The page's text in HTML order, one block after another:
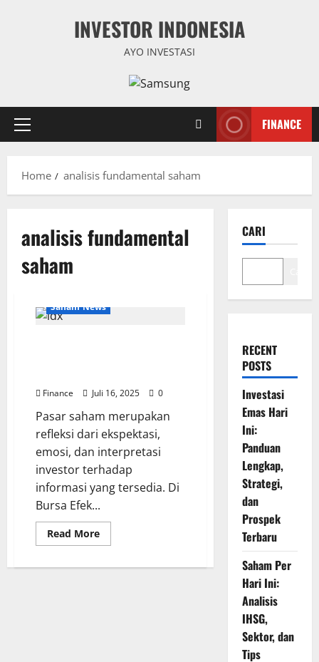
INVESTOR INDONESIA
AYO INVESTASI
Primary
FINANCE
Home analisis fundamental saham
analisis fundamental
saham
Saham News
Finance Juli 16, 2025 0
Pasar saham merupakan
refleksi dari ekspektasi,
emosi, dan interpretasi
investor terhadap
informasi yang tersedia. Di
Bursa Efek...
Read MoreRead
more
CARI
RECENT
POSTS
Investasi
Emas Hari
Ini:
Panduan
Lengkap,
Strategi,
dan
Prospek
Terbaru
Saham Per
Hari Ini:
Analisis
IHSG,
Sektor, dan
Tips